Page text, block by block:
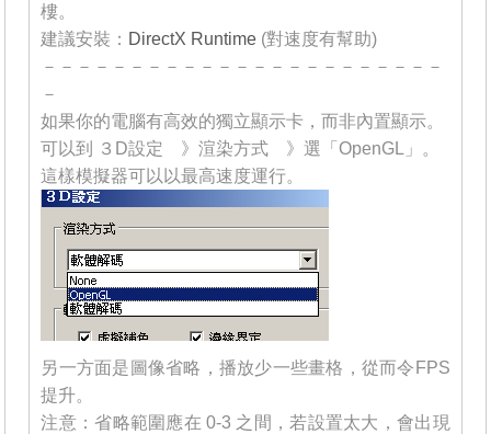
樓。
建議安裝： DirectX Runtime (對速度有幫助)
－－－－－－－－－－－－－－－－－－－－－－－
－
如果你的電腦有高效的獨立顯示卡，而非內置顯示。
可以到 ３D設定 》渲染方式 》選「OpenGL」。
這樣模擬器可以以最高速度運行。
另一方面是圖像省略，播放少一些畫格，從而令FPS
提升。
注意：省略範圍應在 0-3 之間，若設置太大，會出現